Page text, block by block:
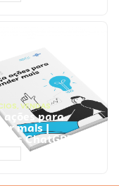
, VENDAS
ações para
mais |
ChatGPT